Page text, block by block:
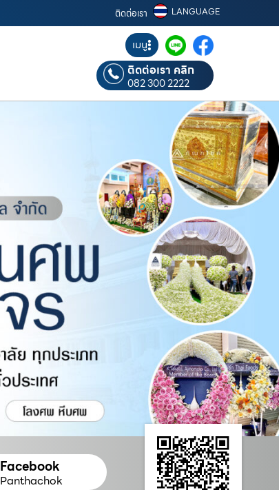
ติดต่อเรา LANGUAGE
เมนู
ติดต่อเรา คลิก
082 300 2222
Facebook
Panthachok